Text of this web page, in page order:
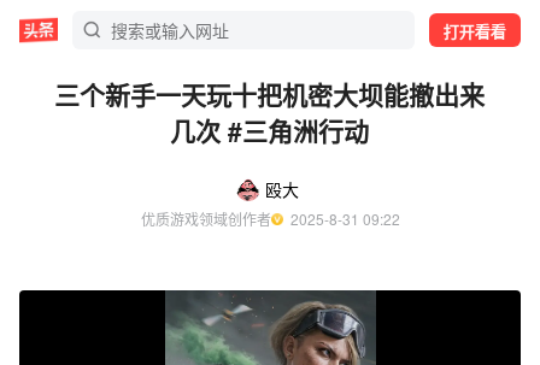
打开看看
三个新手一天玩十把机密大坝能撤出来
几次 #三角洲行动
殴大
优质游戏领域创作者
  2025-8-31 09:22